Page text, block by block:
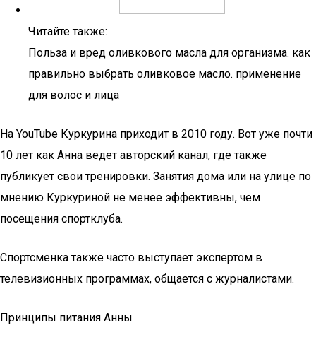
Читайте также:
Польза и вред оливкового масла для организма. как
правильно выбрать оливковое масло. применение
для волос и лица
На YouTube Куркурина приходит в 2010 году. Вот уже почти
10 лет как Анна ведет авторский канал, где также
публикует свои тренировки. Занятия дома или на улице по
мнению Куркуриной не менее эффективны, чем
посещения спортклуба.
Спортсменка также часто выступает экспертом в
телевизионных программах, общается с журналистами.
Принципы питания Анны